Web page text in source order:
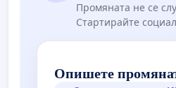
Промяната не се
Стартирайте
Опишете